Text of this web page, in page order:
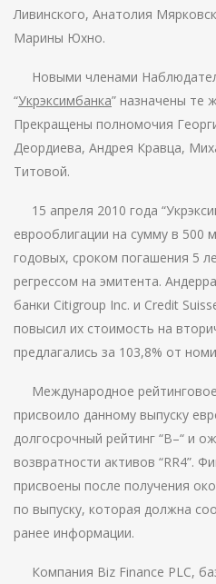
Ливинского, Анатолия
Марины Юхно.
Новыми членами
“Укрэксимбанка” назначены те
Прекращены полномочия
Деордиева, Андрея Кравца,
Титовой.
15 апреля 2010 года
еврооблигации на сумму в 500
годовых, сроком погашения 5
регрессом на эмитента.
банки Citigroup Inc. и Credit
повысил их стоимость на
предлагались за 103,8% от
Международное рейтинговое
присвоило данному выпуску
долгосрочный рейтинг “B–“ и
возвратности активов “RR4”.
присвоены после получения
по выпуску, которая должна
ранее информации.
Компания Biz Finance PLC,